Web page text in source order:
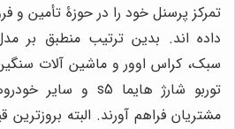
تمرکز پرسنل خود را در حوزۀ تأمین و
داده اند. بدین ترتیب منطبق بر
سبک، کراس اوور و ماشین آلات
توربو شارژ هایما s5 و سایر
مشتریان فراهم آورند. البته